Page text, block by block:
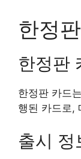
한정
한정판
한정판 카드
행된 카드로,
출시 정